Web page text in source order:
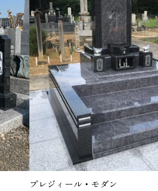
プレジィール・モダン